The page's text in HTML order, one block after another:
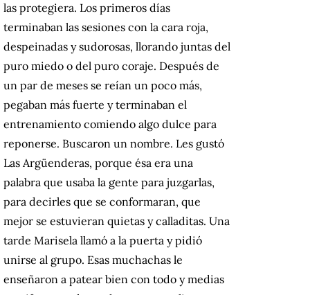
las protegiera. Los primeros días
terminaban las sesiones con la cara roja,
despeinadas y sudorosas, llorando juntas del
puro miedo o del puro coraje. Después de
un par de meses se reían un poco más,
pegaban más fuerte y terminaban el
entrenamiento comiendo algo dulce para
reponerse. Buscaron un nombre. Les gustó
Las Argüenderas, porque ésa era una
palabra que usaba la gente para juzgarlas,
para decirles que se conformaran, que
mejor se estuvieran quietas y calladitas. Una
tarde Marisela llamó a la puerta y pidió
unirse al grupo. Esas muchachas le
enseñaron a patear bien con todo y medias